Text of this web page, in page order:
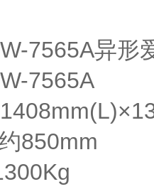
7565A异形
7565A
850mm